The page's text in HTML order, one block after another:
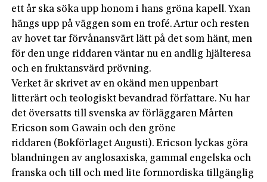
ett år ska söka upp honom i hans gröna kapell. Yxan
hängs upp på väggen som en trofé. Artur och resten
av hovet tar förvånansvärt lätt på det som hänt, men
för den unge riddaren väntar nu en andlig hjälteresa
och en fruktansvärd prövning.
Verket är skrivet av en okänd men uppenbart
litterärt och teologiskt bevand­rad författare. Nu har
det översatts till svenska av förläggaren Mårten
Ericson som Gawain och den gröne
riddaren (Bokförlaget Augusti). Ericson lyckas göra
blandningen av anglosaxiska, gammal engelska och
franska och till och med lite fornnordiska tillgänglig